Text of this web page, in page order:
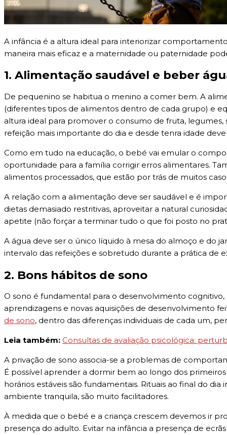
A infância é a altura ideal para interiorizar
maneira mais eficaz e a maternidade ou paternidade
1. Alimentação saudável e beber
De pequenino se habitua o menino a comer bem. A
(diferentes tipos de alimentos dentro de cada grupo) e
altura ideal para promover o consumo de fruta,
refeição mais importante do dia e desde tenra idade
Como em tudo na educação, o bebé vai emular o
oportunidade para a família corrigir erros alimentares.
alimentos processados, que estão por trás de muitos
A relação com a alimentação deve ser saudável e é
dietas demasiado restritivas, aproveitar a natural
apetite (não forçar a terminar tudo o que foi posto no
A água deve ser o único líquido à mesa do almoço e do
intervalo das refeições e sobretudo durante a prática de
2. Bons hábitos de sono
O sono é fundamental para o desenvolvimento
aprendizagens e novas aquisições de desenvolvimento
de sono, dentro das diferenças individuais de cada um,
Leia também: Consultas de avaliação psicológica:
A privação de sono associa-se a problemas de
É possível aprender a dormir bem ao longo dos
horários estáveis são fundamentais. Rituais ao final do
ambiente tranquila, são muito facilitadores.
À medida que o bebé e a criança crescem devemos ir
presença do adulto. Evitar na infância a presença de